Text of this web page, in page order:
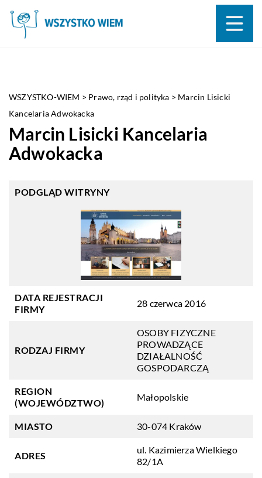
WSZYSTKO-WIEM > Prawo, rząd i polityka > Marcin Lisicki
Kancelaria Adwokacka
Marcin Lisicki Kancelaria
Adwokacka
PODGLĄD WITRYNY
DATA REJESTRACJI
FIRMY
28 czerwca 2016
RODZAJ FIRMY
OSOBY FIZYCZNE
PROWADZĄCE
DZIAŁALNOŚĆ
GOSPODARCZĄ
REGION
(WOJEWÓDZTWO)
Małopolskie
MIASTO 30-074 Kraków
ADRES
ul. Kazimierza Wielkiego
82/1A